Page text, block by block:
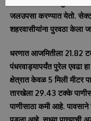
जलउपसा करण्यात येतो.
शहरवासीयांना पुरवठा केला
धरणात आजमितीला 21.82
पंधरवाड्यापर्यंत पुरेल एवढा
क्षेत्रात केवळ 5 मिली मीटर
तारखेला 29.43 टक्के
पाणीसाठा कमी आहे.